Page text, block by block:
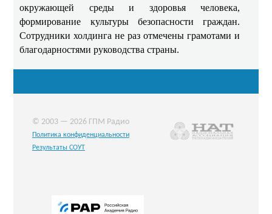
окружающей среды и здоровья человека,
формирование культуры безопасности граждан.
Сотрудники холдинга не раз отмечены грамотами и
благодарностями руководства страны.
© 2003 — 2026 ГПМ Радио
Политика конфиденциальности
Результаты СОУТ